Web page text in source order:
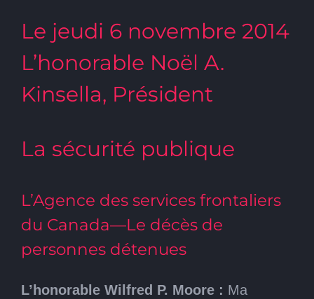
Le jeudi 6 novembre 2014
L’honorable Noël A.
Kinsella, Président
La sécurité publique
L’Agence des services frontaliers
du Canada—Le décès de
personnes détenues
L’honorable Wilfred P. Moore : Ma